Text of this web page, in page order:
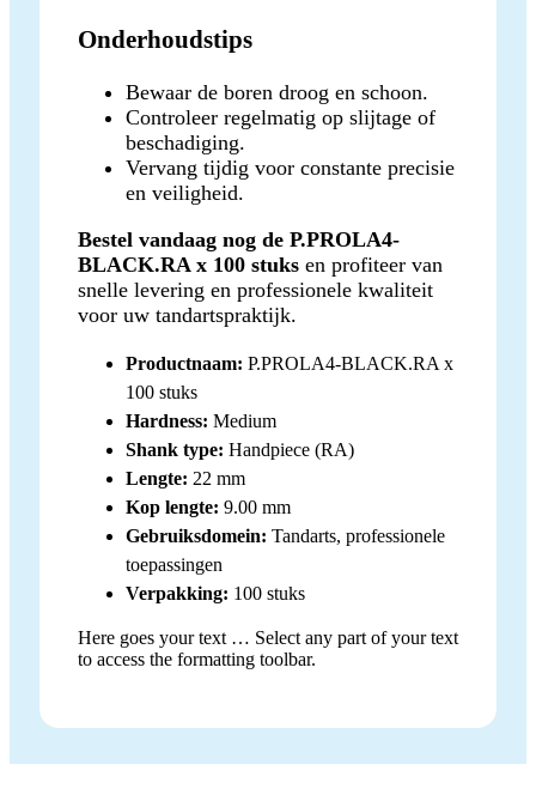
Onderhoudstips
Bewaar de boren droog en schoon.
Controleer regelmatig op slijtage of
beschadiging.
Vervang tijdig voor constante precisie
en veiligheid.
Bestel vandaag nog de P.PROLA4-
BLACK.RA x 100 stuks en profiteer van
snelle levering en professionele kwaliteit
voor uw tandartspraktijk.
Productnaam: P.PROLA4-BLACK.RA x
100 stuks
Hardness: Medium
Shank type: Handpiece (RA)
Lengte: 22 mm
Kop lengte: 9.00 mm
Gebruiksdomein: Tandarts, professionele
toepassingen
Verpakking: 100 stuks
Here goes your text … Select any part of your text
to access the formatting toolbar.